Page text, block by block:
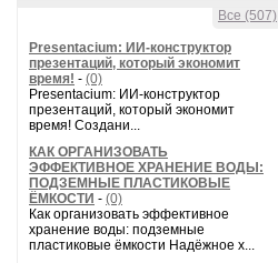
Все (507)
Presentacium: ИИ‑конструктор
презентаций, который экономит
время! - (0)
Presentacium: ИИ‑конструктор
презентаций, который экономит
время! Создани...
КАК ОРГАНИЗОВАТЬ
ЭФФЕКТИВНОЕ ХРАНЕНИЕ ВОДЫ:
ПОДЗЕМНЫЕ ПЛАСТИКОВЫЕ
ЁМКОСТИ - (0)
Как организовать эффективное
хранение воды: подземные
пластиковые ёмкости Надёжное х...